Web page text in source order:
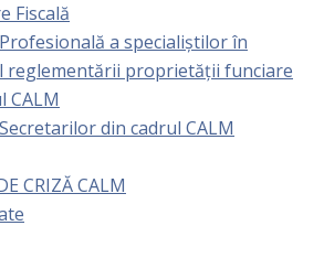
Fiscală
a specialiştilor în
reglementării proprietăţii funciare
CALM
din cadrul CALM
CRIZĂ CALM